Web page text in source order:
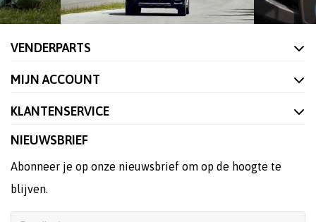
VENDERPARTS
MIJN ACCOUNT
KLANTENSERVICE
NIEUWSBRIEF
Abonneer je op onze nieuwsbrief om op de hoogte te
blijven.